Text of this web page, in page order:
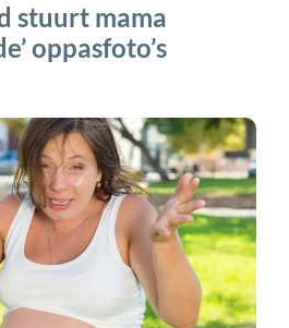
stuurt mama
oppasfoto’s